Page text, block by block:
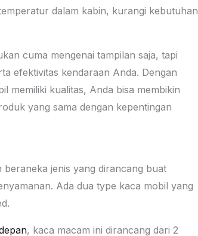
dalam kabin, kurangi kebutuhan
cuma mengenai tampilan saja, tapi
efektivitas kendaraan Anda. Dengan
memiliki kualitas, Anda bisa membikin
yang sama dengan kepentingan
jenis yang dirancang buat
Ada dua type kaca mobil yang
, kaca macam ini dirancang dari 2